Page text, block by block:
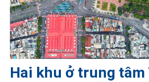
Hai khu ở trung tâm